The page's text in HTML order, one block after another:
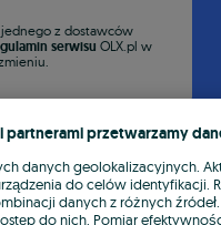
z dostawców
serwisu OLX.pl w
partnerami przetwarzamy
danych geolokalizacyjnych.
do celów identyfikacji.
danych z różnych
do nich. Pomiar